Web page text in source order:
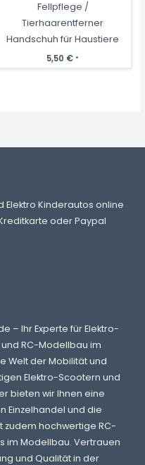
Fellpflege /
Tierhaarentferner
Handschuh für Haustiere
5,50 € *
Elektro Kinderautos online
oder Paypal
– Ihr Experte für Elektro-
RC-Modellbau im
Welt der Mobilität und
Elektro-Scootern und
bieten wir Ihnen eine
Einzelhandel und die
zudem hochwertige RC-
im Modellbau. Vertrauen
und Qualität in der